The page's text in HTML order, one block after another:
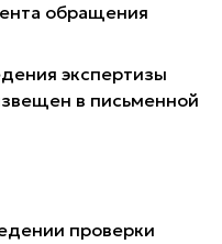
обращения
экспертизы
в письменной
проверки